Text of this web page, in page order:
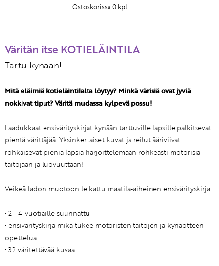
Ostoskorissa 0 kpl
Väritän itse KOTIELÄINTILA
Tartu kynään!
Mitä eläimiä kotieläintilalta löytyy? Minkä värisiä ovat jyviä
nokkivat tiput? Väritä mudassa kylpevä possu!
Laadukkaat ensivärityskirjat kynään tarttuville lapsille palkitsevat
pientä värittäjää. Yksinkertaiset kuvat ja reilut ääriviivat
rohkaisevat pieniä lapsia harjoittelemaan rohkeasti motorisia
taitojaan ja luovuuttaan!
Veikeä ladon muotoon leikattu maatila-aiheinen ensivärityskirja.
• 2—4-vuotiaille suunnattu
• ensivärityskirja mikä tukee motoristen taitojen ja kynäotteen
opettelua
• 32 väritettävää kuvaa